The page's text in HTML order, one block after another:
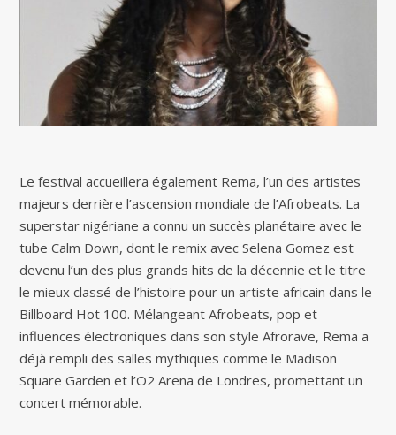
Le festival accueillera également Rema, l’un des artistes
majeurs derrière l’ascension mondiale de l’Afrobeats. La
superstar nigériane a connu un succès planétaire avec le
tube Calm Down, dont le remix avec Selena Gomez est
devenu l’un des plus grands hits de la décennie et le titre
le mieux classé de l’histoire pour un artiste africain dans le
Billboard Hot 100. Mélangeant Afrobeats, pop et
influences électroniques dans son style Afrorave, Rema a
déjà rempli des salles mythiques comme le Madison
Square Garden et l’O2 Arena de Londres, promettant un
concert mémorable.